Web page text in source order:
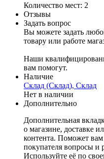
Количество мест: 2
Отзывы
Задать вопрос
Вы можете задать
товару или работе
Наши
вам помогут.
Наличие
Склад (Склад), Склад
Нет в наличии
Дополнительно
Дополнительная
о магазине, доставке
контента. Поможет
покупателя вопросы и
Используйте её по